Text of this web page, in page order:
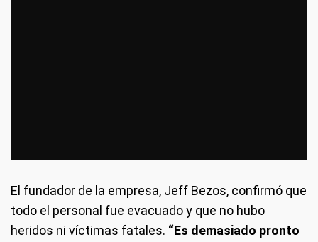
El fundador de la empresa, Jeff Bezos, confirmó que
todo el personal fue evacuado y que no hubo
heridos ni víctimas fatales. “Es demasiado pronto